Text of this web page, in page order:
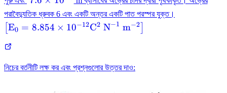
\times
10
^{-3}
পরাবৈদ্যুতিক ধ্রুবক 6 এবং একটি অন্তর একটি পাত পরস্পর যুক্ত।
E0 = 8.854 × 10−12C2 N−1 m−2
নিচের বর্তনীটি লক্ষ কর এবং প্রশ্নগুলোর উত্তর দাও: